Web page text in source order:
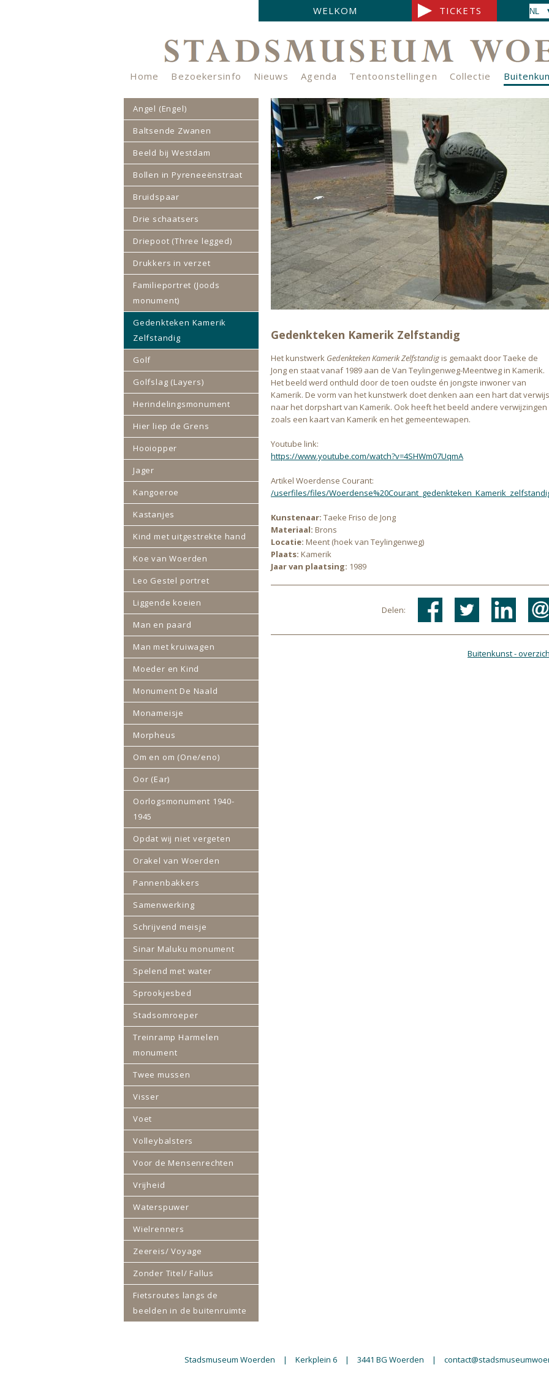
Home Bezoekersinfo Nieuws Agenda Tentoonstellingen Collectie
Nieuwsbrief
Verhalenkistjes
WELKOM TICKETS
Angel (Engel)
Baltsende Zwanen
Beeld bij Westdam
Bollen in Pyreneeënstraat
Bruidspaar
Drie schaatsers
Driepoot (Three legged)
Drukkers in verzet
Familieportret (Joods
monument)
Gedenkteken Kamerik
Zelfstandig
Golf
Golfslag (Layers)
Herindelingsmonument
Hier liep de Grens
Hooiopper
Jager
Kangoeroe
Kastanjes
Kind met uitgestrekte hand
Koe van Woerden
Leo Gestel portret
Liggende koeien
Man en paard
Man met kruiwagen
Moeder en Kind
Monument De Naald
Monameisje
Morpheus
Om en om (One/eno)
Oor (Ear)
Oorlogsmonument 1940-
1945
Opdat wij niet vergeten
Orakel van Woerden
Pannenbakkers
Samenwerking
Schrijvend meisje
Sinar Maluku monument
Spelend met water
Sprookjesbed
Stadsomroeper
Treinramp Harmelen
monument
Twee mussen
Visser
Voet
Volleybalsters
Voor de Mensenrechten
Vrijheid
Waterspuwer
Wielrenners
Zeereis/ Voyage
Zonder Titel/ Fallus
Fietsroutes langs de
beelden in de buitenruimte
Gedenkteken Kamerik Zelfstandig
Het kunstwerk Gedenkteken Kamerik Zelfstandigis gemaakt door Taeke de
Jong en staat vanaf 1989 aan de Van Teylingenweg-Meentweg in Kamerik.
Het beeld werd onthuld door de toen oudste én jongste inwoner van
Kamerik. De vorm van het kunstwerk doet denken aan een hart dat
naar het dorpshart van Kamerik. Ook heeft het beeld andere verwijzingen
zoals een kaart van Kamerik en het gemeentewapen.
Youtube link:
https://www.youtube.com/watch?v=4SHWm07UqmA
Artikel Woerdense Courant:
/userfiles/files/
Kunstenaar: Taeke Friso de Jong
Materiaal: Brons
Locatie: Meent (hoek van Teylingenweg)
Plaats: Kamerik
Jaar van plaatsing: 1989
Delen:
Buitenkunst -
Stadsmuseum Woerden | Kerkplein 6 | 3441 BG Woerden |